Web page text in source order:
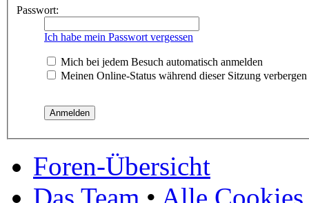
Passwort:
Ich habe mein Passwort vergessen
Mich bei jedem Besuch automatisch anmelden
Meinen Online-Status während dieser Sitzung verbergen
Foren-Übersicht
Das Team • Alle Cookies